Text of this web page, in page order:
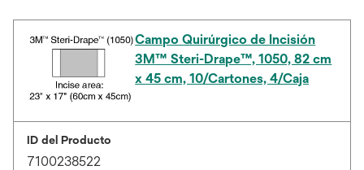
Campo Quirúrgico de Incisión
3M™ Steri-Drape™, 1050, 82 cm
x 45 cm, 10/Cartones, 4/Caja
ID del Producto
7100238522